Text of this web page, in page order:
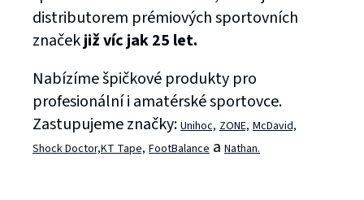
distributorem prémiových sportovních
značekjiž víc jak 25 let.
Nabízíme špičkové produkty pro
profesionální i amatérské sportovce.
Zastupujeme značky: Unihoc, ZONE, McDavid,
Shock Doctor,KT Tape, FootBalance a Nathan.